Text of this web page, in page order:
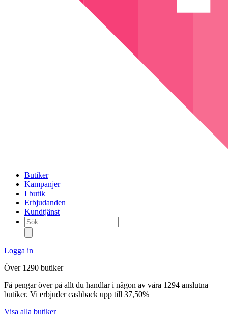
Butiker
Kampanjer
I butik
Erbjudanden
Kundtjänst
Sök...
Logga in
Över 1290 butiker
Få pengar över på allt du handlar i någon av våra 1294 anslutna
butiker. Vi erbjuder cashback upp till 37,50%
Visa alla butiker